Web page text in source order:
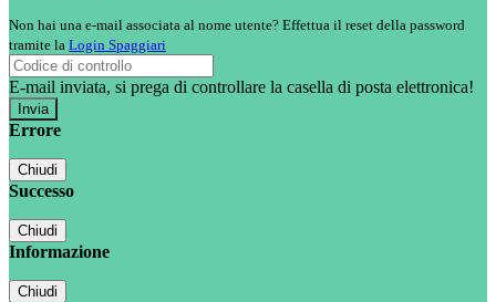
Non hai una e-mail associata al nome utente? Effettua il reset della password
tramite la Login Spaggiari
E-mail inviata, si prega di controllare la casella di posta elettronica!
Errore
Chiudi
Successo
Chiudi
Informazione
Chiudi